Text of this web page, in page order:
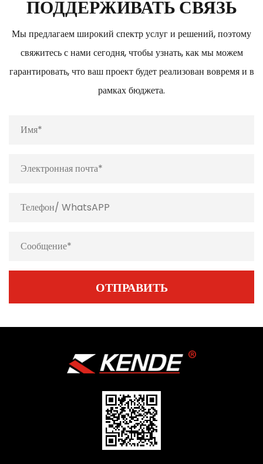
ПОДДЕРЖИВАТЬ СВЯЗЬ
Мы предлагаем широкий спектр услуг и решений, поэтому
свяжитесь с нами сегодня, чтобы узнать, как мы можем
гарантировать, что ваш проект будет реализован вовремя и в
рамках бюджета.
ОТПРАВИТЬ